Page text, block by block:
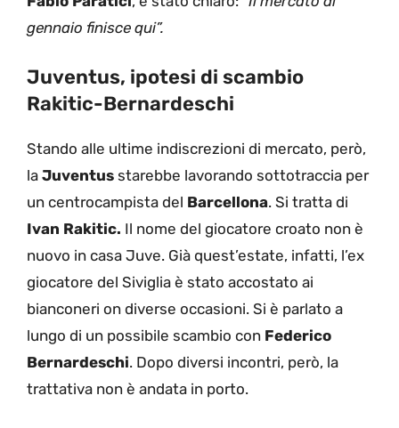
gennaio finisce qui”.
Juventus, ipotesi di scambio
Rakitic-Bernardeschi
Stando alle ultime indiscrezioni di mercato, però,
la Juventus starebbe lavorando sottotraccia per
un centrocampista del Barcellona. Si tratta di
Ivan Rakitic. Il nome del giocatore croato non è
nuovo in casa Juve. Già quest’estate, infatti, l’ex
giocatore del Siviglia è stato accostato ai
bianconeri on diverse occasioni. Si è parlato a
lungo di un possibile scambio con Federico
Bernardeschi. Dopo diversi incontri, però, la
trattativa non è andata in porto.